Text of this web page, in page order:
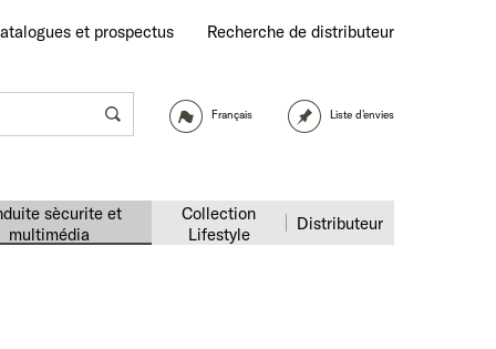
et prospectus Recherche de distributeur
Français Liste d'envies
sècurite et
multimédia
Collection
Lifestyle
Distributeur